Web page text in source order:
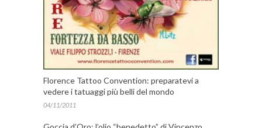
Florence Tattoo Convention: preparatevi a
vedere i tatuaggi più belli del mondo
04/11/2011